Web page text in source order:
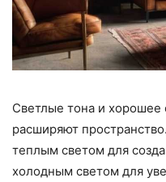
Светлые тона и хорошее
расширяют
теплым светом для
холодным светом для